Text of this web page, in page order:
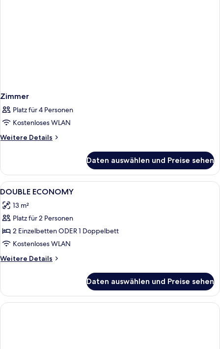
Zimmer
Platz für 4 Personen
Kostenloses WLAN
Weitere Details
Weitere
Daten auswählen und Preise sehen
Alle
Fotos
für
DOUBLE
ECONOMY
anzeigen
Zimmersafe, Schreibtisch,
1
DOUBLE ECONOMY
13 m²
Platz für 2 Personen
2 Einzelbetten ODER 1 Doppelbett
Kostenloses WLAN
Weitere Details
Weitere
ECONOMY
Daten auswählen und Preise sehen